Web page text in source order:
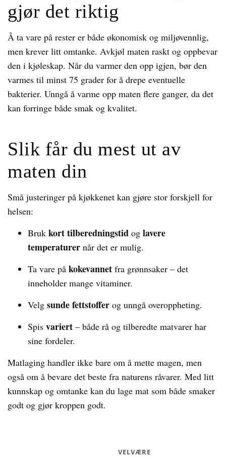
gjør det riktig
Å ta vare på rester er både økonomisk og miljøvennlig,
men krever litt omtanke. Avkjøl maten raskt og oppbevar
den i kjøleskap. Når du varmer den opp igjen, bør den
varmes til minst 75 grader for å drepe eventuelle
bakterier. Unngå å varme opp maten flere ganger, da det
kan forringe både smak og kvalitet.
Slik får du mest ut av
maten din
Små justeringer på kjøkkenet kan gjøre stor forskjell for
helsen:
Bruk kort tilberedningstid og lavere
temperaturer når det er mulig.
Ta vare på kokevannet fra grønnsaker – det
inneholder mange vitaminer.
Velg sunde fettstoffer og unngå overoppheting.
Spis variert – både rå og tilberedte matvarer har
sine fordeler.
Matlaging handler ikke bare om å mette magen, men
også om å bevare det beste fra naturens råvarer. Med litt
kunnskap og omtanke kan du lage mat som både smaker
godt og gjør kroppen godt.
VELVÆRE